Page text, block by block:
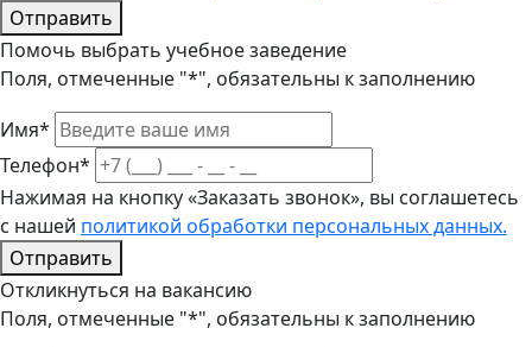
Отправить
Помочь выбрать учебное заведение
Поля, отмеченные "*", обязательны к заполнению
Имя*
Телефон*
Нажимая на кнопку «Заказать звонок», вы соглашетесь
с нашей политикой обработки персональных данных.
Отправить
Откликнуться на вакансию
Поля, отмеченные "*", обязательны к заполнению